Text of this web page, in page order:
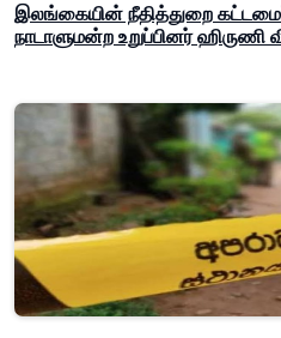
இலங்கையின் நீதித்துறை
நாடாளுமன்ற உறுப்பினர் ஹிருணி